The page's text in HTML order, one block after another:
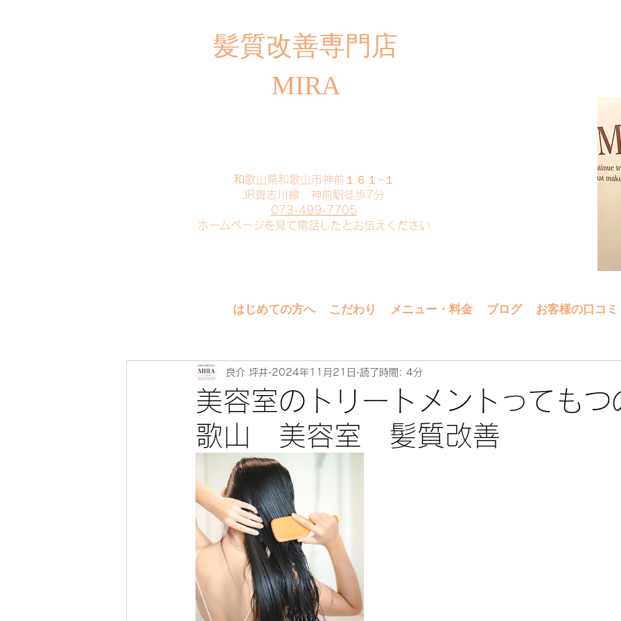
​髪質改善専門店
MIRA
​和歌山県和歌山市神前１６１−１
JR貴志川線 神前駅徒歩7分
073-499-7705
​ホームページを見て電話したとお伝えください
はじめての方へ こだわり メニュー・料金 ブログ お客様の口コミ
美容室のトリートメントってもつ
歌山 美容室 髪質改善
良介 坪井 2024年11月21日 読了時間: 4分